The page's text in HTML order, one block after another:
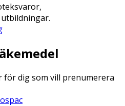
för dig som vill prenumerera